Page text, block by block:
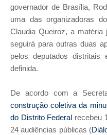
governador de Brasília,
uma das organizadoras
Claudia Queiroz, a
seguirá para outras duas
pelos deputados
definida.
De acordo com a
construção coletiva da
do Distrito Federal recebeu
24 audiências públicas (